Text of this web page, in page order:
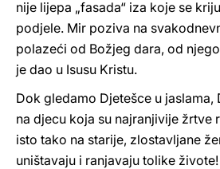
nije lijepa „fasada“ iza koje se
podjele. Mir poziva na
polazeći od Božjeg dara, od
je dao u Isusu Kristu.
Dok gledamo Djetešce u jaslama,
na djecu koja su najranjivije žrtve
isto tako na starije, zlostavljane
uništavaju i ranjavaju tolike živote!